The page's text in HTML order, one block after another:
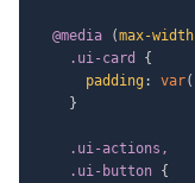
@media (max-width
.ui-card
{
padding: var(
}
.ui-actions,
    .ui-button
{